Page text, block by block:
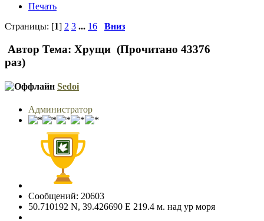
Печать
Страницы: [1] 2 3 ... 16 Вниз
Автор Тема: Хрущи (Прочитано 43376
раз)
Sedoi
Администратор
Сообщений: 20603
50.710192 N, 39.426690 E 219.4 м. над ур моря